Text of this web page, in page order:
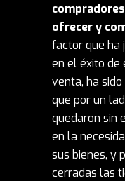
ofrecer y
factor que ha
en el éxito de
venta, ha
que por un
quedaron sin
en la
sus bienes, y
cerradas las